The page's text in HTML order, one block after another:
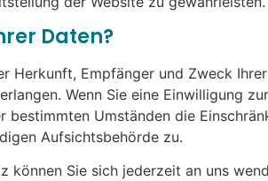
Daten?
Herkunft, Empfänger und Zweck
Wenn Sie eine Einwilligung
Umständen die
Aufsichtsbehörde zu.
können Sie sich jederzeit an uns